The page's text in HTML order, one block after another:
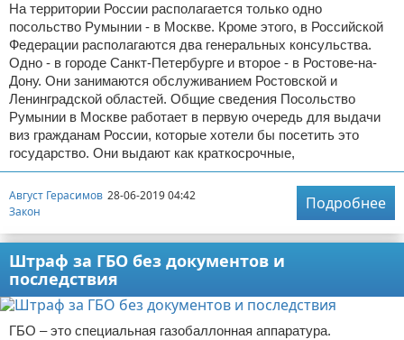
На территории России располагается только одно
посольство Румынии - в Москве. Кроме этого, в Российской
Федерации располагаются два генеральных консульства.
Одно - в городе Санкт-Петербурге и второе - в Ростове-на-
Дону. Они занимаются обслуживанием Ростовской и
Ленинградской областей. Общие сведения Посольство
Румынии в Москве работает в первую очередь для выдачи
виз гражданам России, которые хотели бы посетить это
государство. Они выдают как краткосрочные,
Август Герасимов 28-06-2019 04:42
Закон
Подробнее
Штраф за ГБО без документов и
последствия
ГБО – это специальная газобаллонная аппаратура.